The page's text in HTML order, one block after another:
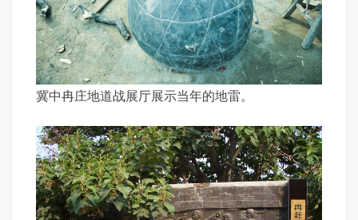
冀中冉庄地道战展厅展示当年的地雷。